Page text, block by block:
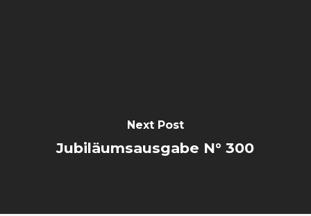
Next Post
Jubiläumsausgabe N° 300